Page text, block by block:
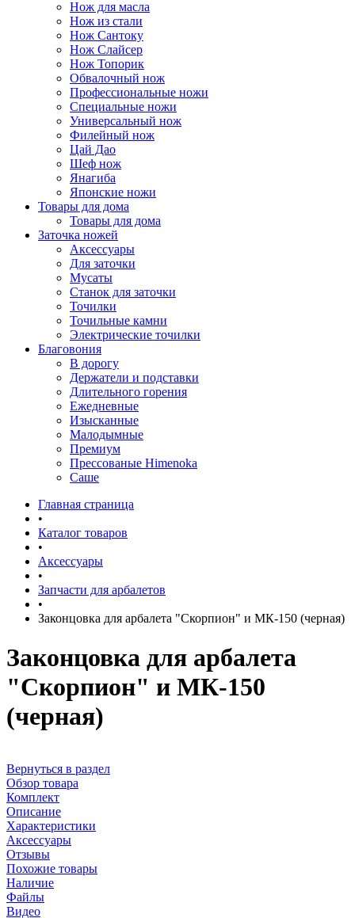
Нож для масла
Нож из стали
Нож Сантоку
Нож Слайсер
Нож Топорик
Обвалочный нож
Профессиональные ножи
Специальные ножи
Универсальный нож
Филейный нож
Цай Дао
Шеф нож
Янагиба
Японские ножи
Товары для дома
Товары для дома
Заточка ножей
Аксессуары
Для заточки
Мусаты
Станок для заточки
Точилки
Точильные камни
Электрические точилки
Благовония
В дорогу
Держатели и подставки
Длительного горения
Ежедневные
Изысканные
Малодымные
Премиум
Прессованые Himenoka
Саше
Главная страница
•
Каталог товаров
•
Аксессуары
•
Запчасти для арбалетов
•
Законцовка для арбалета "Скорпион" и МК-150 (черная)
Законцовка для арбалета
"Скорпион" и МК-150
(черная)
Вернуться в раздел
Обзор товара
Комплект
Описание
Характеристики
Аксессуары
Отзывы
Похожие товары
Наличие
Файлы
Видео